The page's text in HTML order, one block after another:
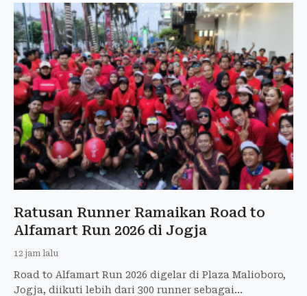
Ratusan Runner Ramaikan Road to
Alfamart Run 2026 di Jogja
12 jam lalu
Road to Alfamart Run 2026 digelar di Plaza Malioboro,
Jogja, diikuti lebih dari 300 runner sebagai